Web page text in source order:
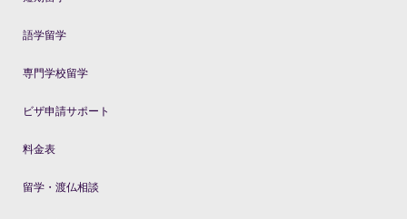
語学留学
専門学校留学
ビザ申請サポート
料金表
留学・渡仏相談